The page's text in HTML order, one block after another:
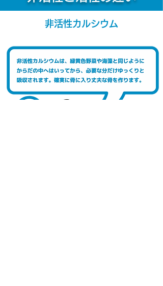
​非活性カルシウム